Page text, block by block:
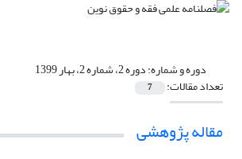
دوره و شماره:دوره 2، شماره 2، بهار 1399
تعداد مقالات: 7
مقاله پژوهشی